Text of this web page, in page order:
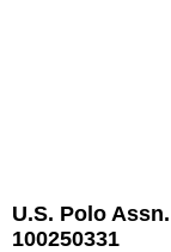
U.S. Polo
100250331